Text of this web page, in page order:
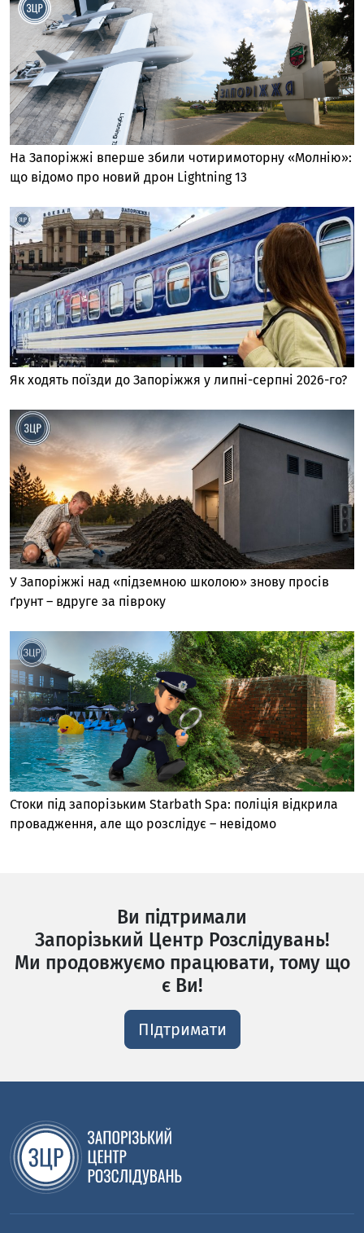
На Запоріжжі вперше збили чотиримоторну «Молнію»:
що відомо про новий дрон Lightning 13
Як ходять поїзди до Запоріжжя у липні-серпні 2026-го?
У Запоріжжі над «підземною школою» знову просів
ґрунт – вдруге за півроку
Стоки під запорізьким Starbath Spa: поліція відкрила
провадження, але що розслідує – невідомо
Ви підтримали
Запорізький Центр Розслідувань!
Ми продовжуємо працювати, тому що
є Ви!
ПІдтримати